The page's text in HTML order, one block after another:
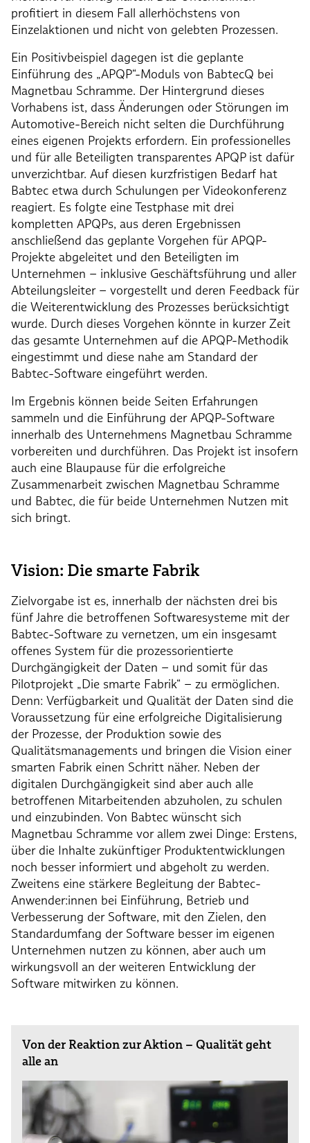
profitiert in diesem Fall allerhöchstens von
Einzelaktionen und nicht von gelebten Prozessen.
Ein Positivbeispiel dagegen ist die geplante
Einführung des „APQP“-Moduls von BabtecQ bei
Magnetbau Schramme. Der Hintergrund dieses
Vorhabens ist, dass Änderungen oder Störungen im
Automotive-Bereich nicht selten die Durchführung
eines eigenen Projekts erfordern. Ein professionelles
und für alle Beteiligten transparentes APQP ist dafür
unverzichtbar. Auf diesen kurzfristigen Bedarf hat
Babtec etwa durch Schulungen per Videokonferenz
reagiert. Es folgte eine Testphase mit drei
kompletten APQPs, aus deren Ergebnissen
anschließend das geplante Vorgehen für APQP-
Projekte abgeleitet und den Beteiligten im
Unternehmen – inklusive Geschäftsführung und aller
Abteilungsleiter – vorgestellt und deren Feedback für
die Weiterentwicklung des Prozesses berücksichtigt
wurde. Durch dieses Vorgehen könnte in kurzer Zeit
das gesamte Unternehmen auf die APQP-Methodik
eingestimmt und diese nahe am Standard der
Babtec-Software eingeführt werden.
Im Ergebnis können beide Seiten Erfahrungen
sammeln und die Einführung der APQP-Software
innerhalb des Unternehmens Magnetbau Schramme
vorbereiten und durchführen. Das Projekt ist insofern
auch eine Blaupause für die erfolgreiche
Zusammenarbeit zwischen Magnetbau Schramme
und Babtec, die für beide Unternehmen Nutzen mit
sich bringt.
Vision: Die smarte Fabrik
Zielvorgabe ist es, innerhalb der nächsten drei bis
fünf Jahre die betroffenen Softwaresysteme mit der
Babtec-Software zu vernetzen, um ein insgesamt
offenes System für die prozessorientierte
Durchgängigkeit der Daten – und somit für das
Pilotprojekt „Die smarte Fabrik“ – zu ermöglichen.
Denn: Verfügbarkeit und Qualität der Daten sind die
Voraussetzung für eine erfolgreiche Digitalisierung
der Prozesse, der Produktion sowie des
Qualitätsmanagements und bringen die Vision einer
smarten Fabrik einen Schritt näher. Neben der
digitalen Durchgängigkeit sind aber auch alle
betroffenen Mitarbeitenden abzuholen, zu schulen
und einzubinden. Von Babtec wünscht sich
Magnetbau Schramme vor allem zwei Dinge: Erstens,
über die Inhalte zukünftiger Produktentwicklungen
noch besser informiert und abgeholt zu werden.
Zweitens eine stärkere Begleitung der Babtec-
Anwender:innen bei Einführung, Betrieb und
Verbesserung der Software, mit den Zielen, den
Standardumfang der Software besser im eigenen
Unternehmen nutzen zu können, aber auch um
wirkungsvoll an der weiteren Entwicklung der
Software mitwirken zu können.
Von der Reaktion zur Aktion – Qualität geht
alle an